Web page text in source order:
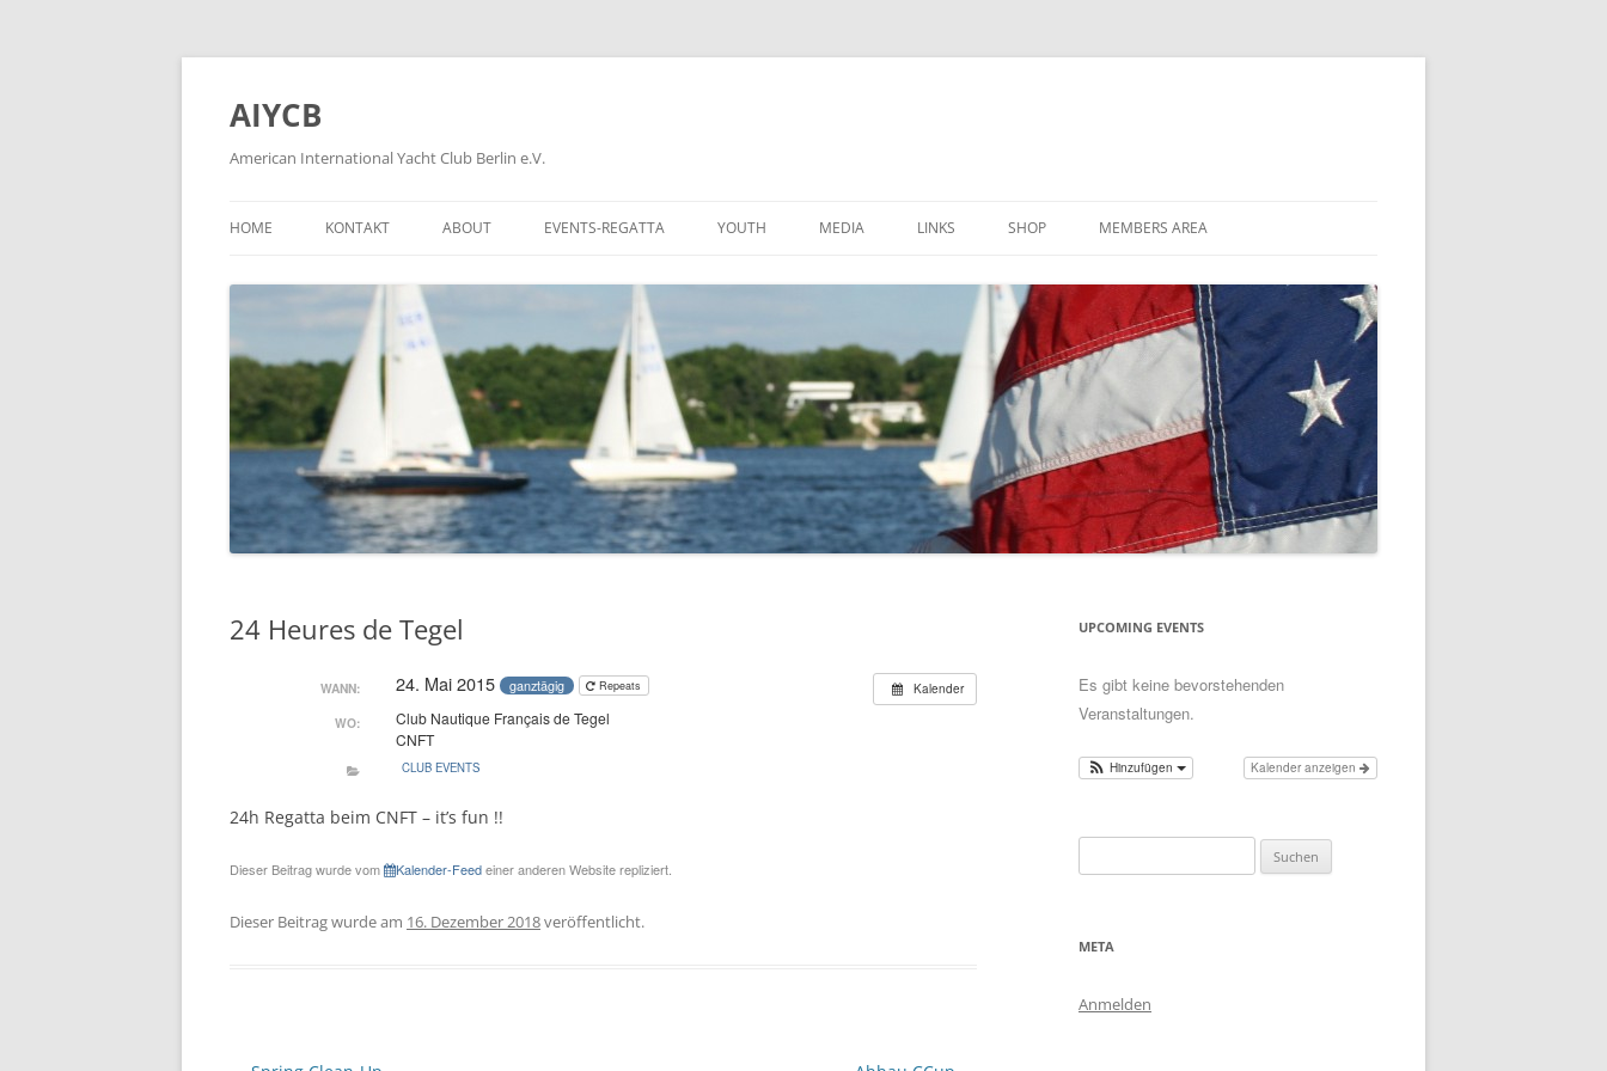
Zum
AIYCB
American International Yacht Club Berlin e.V.
HOME KONTAKT ABOUT
WIE WIRD MAN CLUBMITGLIED
HISTORY OF GROUNDS
FORMER MEMBERS OF AYCB
PLEASE KLICK HERE
EVENTS-REGATTA
DONNERSTAGSREGATTA
FERIENREGATTA
BERLINER REGATTAKALENDER
YARDSTICKLISTE W/UH
YARDSTICKZAHLEN DSV
YOUTH MEDIA LINKS SHOP MEMBERS AREA
24 Heures de Tegel
Kalender
WANN: 24. Mai 2015 ganztägig Repeats
WO:
Club Nautique Français de Tegel
CNFT
CLUB EVENTS
24h Regatta beim CNFT – it’s fun !!
Dieser Beitrag wurde vom Kalender-Feedeiner anderen Website repliziert.
Dieser Beitrag wurde am 16. Dezember 2018veröffentlicht.
UPCOMING EVENTS
Es gibt keine bevorstehenden
Veranstaltungen.
Kalender anzeigen
Hinzufügen
nach:
META
Anmelden